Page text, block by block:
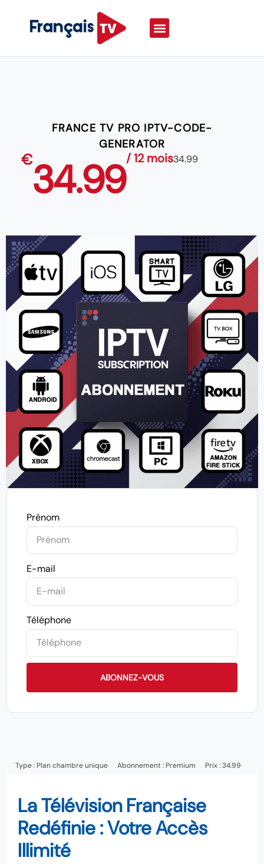
FRANCE TV PRO IPTV-CODE-
GENERATOR
€34.99/ 12 mois34.99
Prénom
E-mail
Téléphone
ABONNEZ-VOUS
Type : Plan chambre unique Abonnement : Premium Prix : 34.99
La Télévision Française
Redéfinie : Votre Accès
Illimité